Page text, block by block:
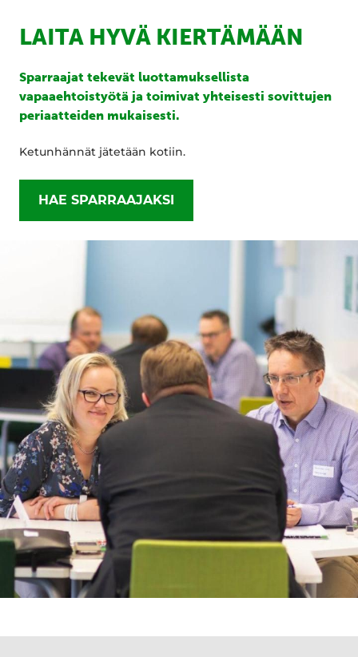
LAITA HYVÄ KIERTÄMÄÄN
Sparraajat tekevät luottamuksellista
vapaaehtoistyötä ja toimivat yhteisesti sovittujen
periaatteiden mukaisesti.
Ketunhännät jätetään kotiin.
HAE SPARRAAJAKSI